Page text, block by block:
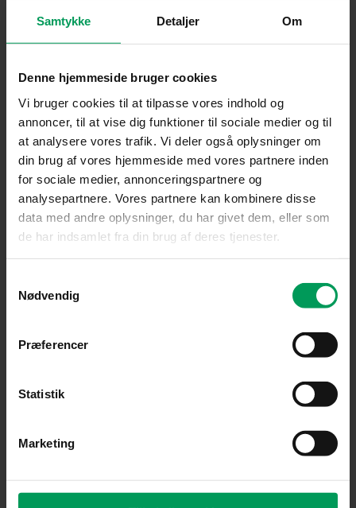
Samtykke Detaljer Om
Denne hjemmeside bruger cookies
Vi bruger cookies til at tilpasse vores indhold og
annoncer, til at vise dig funktioner til sociale medier og til
at analysere vores trafik. Vi deler også oplysninger om
din brug af vores hjemmeside med vores partnere inden
for sociale medier, annonceringspartnere og
analysepartnere. Vores partnere kan kombinere disse
data med andre oplysninger, du har givet dem, eller som
de har indsamlet fra din brug af deres tjenester.
Nødvendig
Præferencer
Statistik
Marketing
Beskæresakse
STIHL ASA 140 Beskæresaks
ARS CAM-24PRO Beskæresav